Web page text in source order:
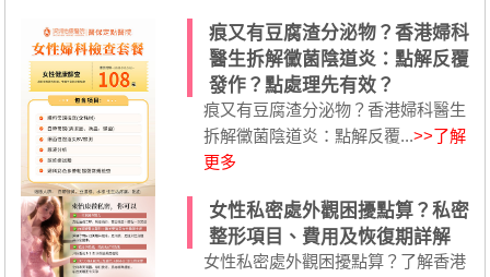
痕又有豆腐渣分泌物？香港婦科
醫生拆解黴菌陰道炎：點解反覆
發作？點處理先有效？
痕又有豆腐渣分泌物？香港婦科醫生
拆解黴菌陰道炎：點解反覆...>>了解
更多
女性私密處外觀困擾點算？私密
整形項目、費用及恢復期詳解
女性私密處外觀困擾點算？了解香港